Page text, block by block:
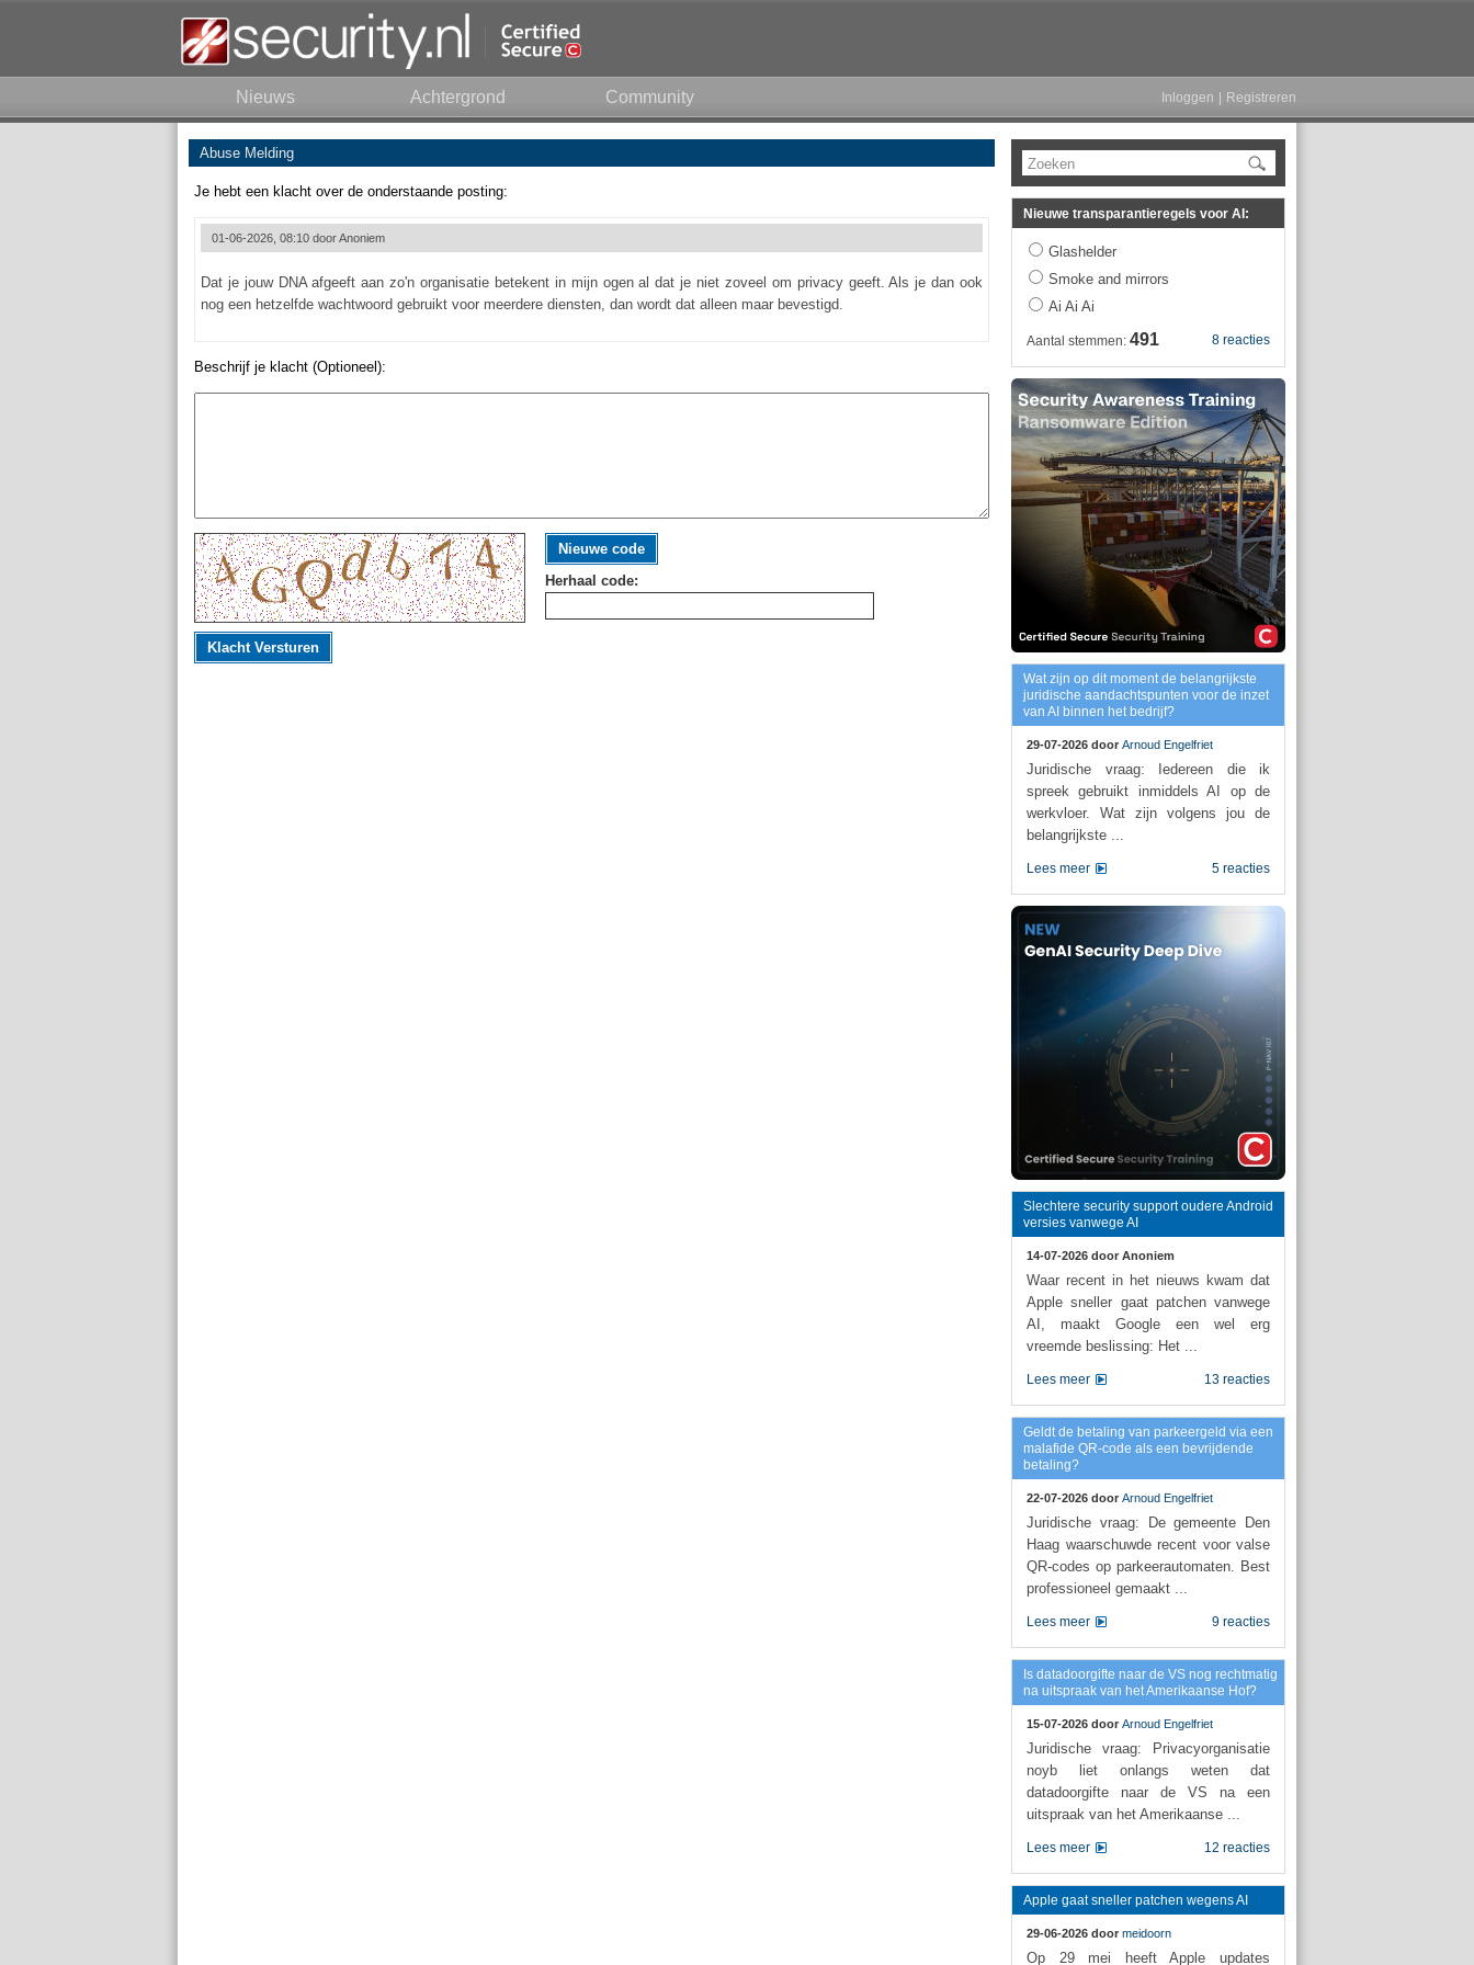
Nieuws Achtergrond Community Inloggen Registreren
Abuse Melding
Je hebt een klacht over de onderstaande posting:
01-06-2026, 08:10 doorAnoniem
Dat je jouw DNA afgeeft aan zo'n organisatie betekent in mijn ogen al dat je niet zoveel om privacy geeft. Als je dan ook
nog een hetzelfde wachtwoord gebruikt voor meerdere diensten, dan wordt dat alleen maar bevestigd.
Beschrijf je klacht (Optioneel):
Nieuwe code
Herhaal code:
Klacht Versturen
Zoeken
Nieuwe transparantieregels voor AI:
Glashelder
Smoke and mirrors
Ai Ai Ai
8 reacties
Aantal stemmen: 491
Wat zijn op dit moment de belangrijkste
juridische aandachtspunten voor de inzet
van AI binnen het bedrijf?
29-07-2026 door Arnoud Engelfriet
Juridische vraag: Iedereen die ik
spreek gebruikt inmiddels AI op de
werkvloer. Wat zijn volgens jou de
belangrijkste ...
5 reacties
Lees meer
Slechtere security support oudere Android
versies vanwege AI
14-07-2026 door Anoniem
Waar recent in het nieuws kwam dat
Apple sneller gaat patchen vanwege
AI, maakt Google een wel erg
vreemde beslissing: Het ...
13 reacties
Lees meer
Geldt de betaling van parkeergeld via een
malafide QR-code als een bevrijdende
betaling?
22-07-2026 door Arnoud Engelfriet
Juridische vraag: De gemeente Den
Haag waarschuwde recent voor valse
QR-codes op parkeerautomaten. Best
professioneel gemaakt ...
9 reacties
Lees meer
Is datadoorgifte naar de VS nog rechtmatig
na uitspraak van het Amerikaanse Hof?
15-07-2026 door Arnoud Engelfriet
Juridische vraag: Privacyorganisatie
noyb liet onlangs weten dat
datadoorgifte naar de VS na een
uitspraak van het Amerikaanse ...
12 reacties
Lees meer
Apple gaat sneller patchen wegens AI
29-06-2026 door meidoorn
Op 29 mei heeft Apple updates